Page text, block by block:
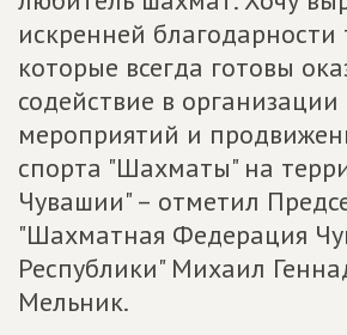
искренней
которые всегда готовы
содействие в
мероприятий и
спорта "Шахматы" на
Чувашии" – отметил
"Шахматная Федерация
Республики" Михаил
Мельник.